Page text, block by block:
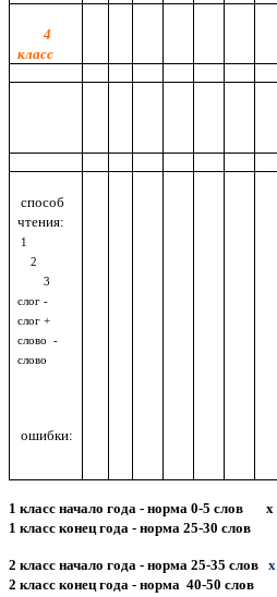
4
класс
способ
чтения:
1
2
3
слог -
слог +
слово -
слово
ошибки:
1 класс начало года - норма 0-5 слов х
1 класс конец года - норма 25-30 слов
2 класс начало года - норма 25-35 слов х
2 класс конец года - норма 40-50 слов